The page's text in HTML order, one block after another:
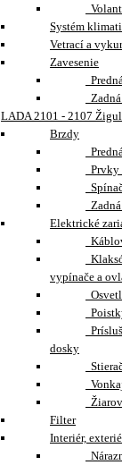
Systém
Vetrací a
Zavesenie
LADA 2101 - 2107
Brzdy
Prvky
Elektrické
vypínače a
dosky
Filter
Interiér,